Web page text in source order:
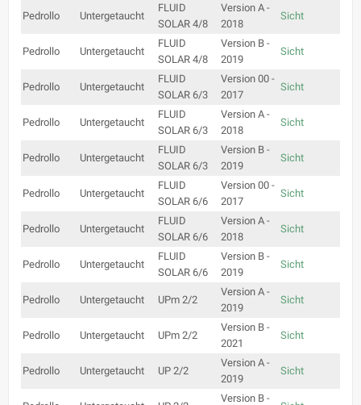
Pedrollo Untergetaucht
FLUID
SOLAR 4/8
Version A -
2018
Sicht
Pedrollo Untergetaucht
FLUID
SOLAR 4/8
Version B -
2019
Sicht
Pedrollo Untergetaucht
FLUID
SOLAR 6/3
Version 00 -
2017
Sicht
Pedrollo Untergetaucht
FLUID
SOLAR 6/3
Version A -
2018
Sicht
Pedrollo Untergetaucht
FLUID
SOLAR 6/3
Version B -
2019
Sicht
Pedrollo Untergetaucht
FLUID
SOLAR 6/6
Version 00 -
2017
Sicht
Pedrollo Untergetaucht
FLUID
SOLAR 6/6
Version A -
2018
Sicht
Pedrollo Untergetaucht
FLUID
SOLAR 6/6
Version B -
2019
Sicht
Pedrollo Untergetaucht UPm 2/2
Version A -
2019
Sicht
Pedrollo Untergetaucht UPm 2/2
Version B -
2021
Sicht
Pedrollo Untergetaucht UP 2/2
Version A -
2019
Sicht
Version B -